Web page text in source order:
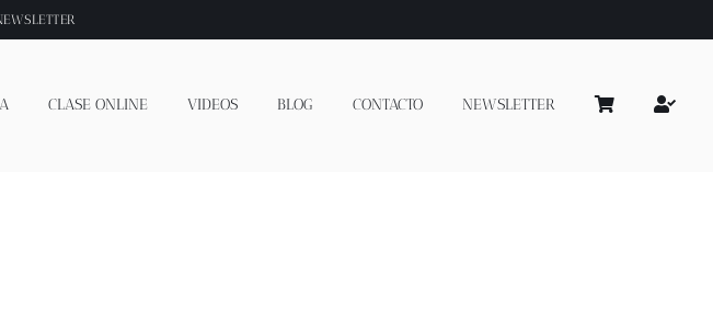
CLASE ONLINE VIDEOS BLOG CONTACTO NEWSLETTER